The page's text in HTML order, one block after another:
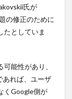
氏が
の修正のために
たとしていま
能性があり、
あれば、ユーザ
くGoogle側が